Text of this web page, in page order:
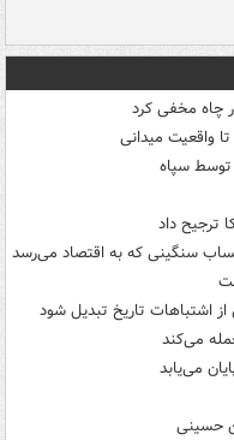
چاه مخفی کرد
واقعیت میدانی
توسط سپاه
ترجیح داد
سنگینی که به اقتصاد می‌رسد
اشتباهات تاریخ تبدیل شود
می‌یابد
حسینی